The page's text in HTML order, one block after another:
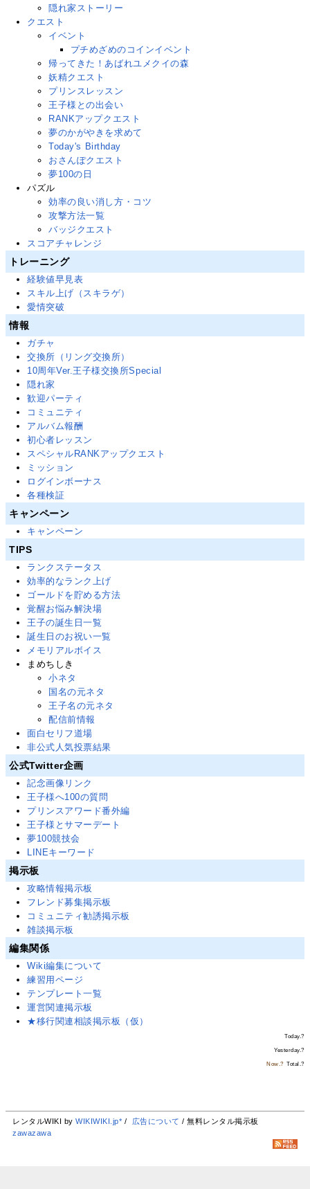
隠れ家ストーリー
クエスト
イベント
プチめざめのコインイベント
帰ってきた！あばれユメクイの森
妖精クエスト
プリンスレッスン
王子様との出会い
RANKアップクエスト
夢のかがやきを求めて
Today's Birthday
おさんぽクエスト
夢100の日
パズル
効率の良い消し方・コツ
攻撃方法一覧
バッジクエスト
スコアチャレンジ
トレーニング
経験値早見表
スキル上げ（スキラゲ）
愛情突破
情報
ガチャ
交換所（リング交換所）
10周年Ver.王子様交換所Special
隠れ家
歓迎パーティ
コミュニティ
アルバム報酬
初心者レッスン
スペシャルRANKアップクエスト
ミッション
ログインボーナス
各種検証
キャンペーン
キャンペーン
TIPS
ランクステータス
効率的なランク上げ
ゴールドを貯める方法
覚醒お悩み解決場
王子の誕生日一覧
誕生日のお祝い一覧
メモリアルボイス
まめちしき
小ネタ
国名の元ネタ
王子名の元ネタ
配信前情報
面白セリフ道場
非公式人気投票結果
公式Twitter企画
記念画像リンク
王子様へ100の質問
プリンスアワード番外編
王子様とサマーデート
夢100競技会
LINEキーワード
掲示板
攻略情報掲示板
フレンド募集掲示板
コミュニティ勧誘掲示板
雑談掲示板
編集関係
Wiki編集について
練習用ページ
テンプレート一覧
運営関連掲示板
★移行関連相談掲示板（仮）
Today.?
Yesterday.?
Now.? Total.?
レンタルWIKI byWIKIWIKI.jp* / 広告について / 無料レンタル掲示板
zawazawa